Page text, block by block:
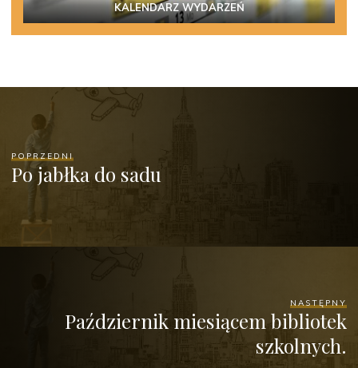
KALENDARZ WYDARZEŃ
POPRZEDNI
Po jabłka do sadu
NASTĘPNY
Październik miesiącem bibliotek
szkolnych.